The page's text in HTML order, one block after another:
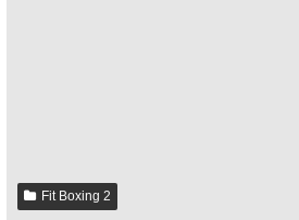
Fit Boxing 2